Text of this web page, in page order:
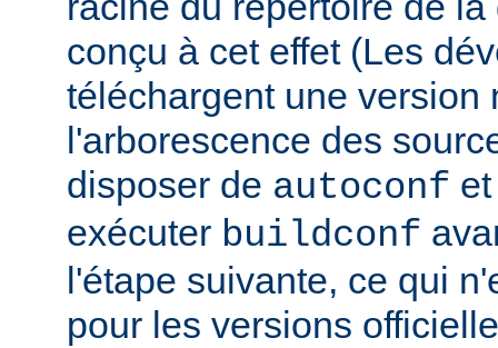
conçu à cet effet (Les
téléchargent une version
l'arborescence des
disposer de autoconf
exécuter buildconf
l'étape suivante, ce qui
pour les versions